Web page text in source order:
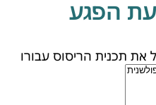
הפגע
את תכנית הריסוס עבורו